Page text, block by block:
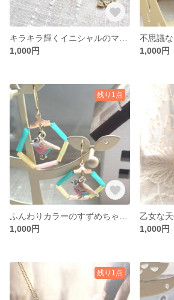
1,000円
1,000円
残り1点
1,000円
乙女な
1,000円
残り1点